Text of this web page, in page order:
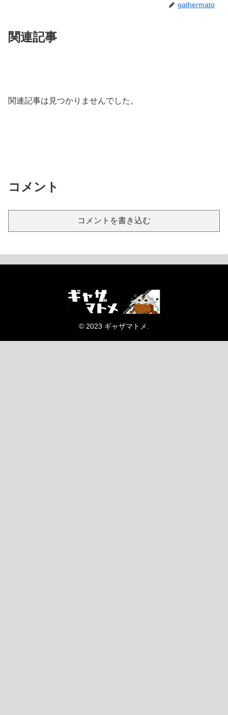
gathermato
関連記事
関連記事は見つかりませんでした。
コメント
コメントを書き込む
© 2023 ギャザマトメ.